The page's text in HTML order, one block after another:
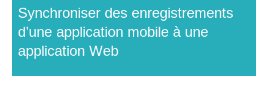
Synchroniser des enregistrements
d’une application mobile à une
application Web